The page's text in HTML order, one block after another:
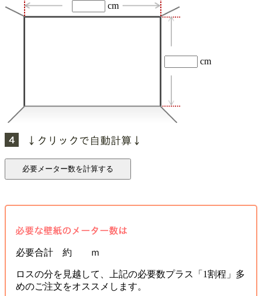
cm
cm
必要合計 約 ｍ
ロスの分を見越して、上記の必要数プラス「1割程」多
めのご注文をオススメします。